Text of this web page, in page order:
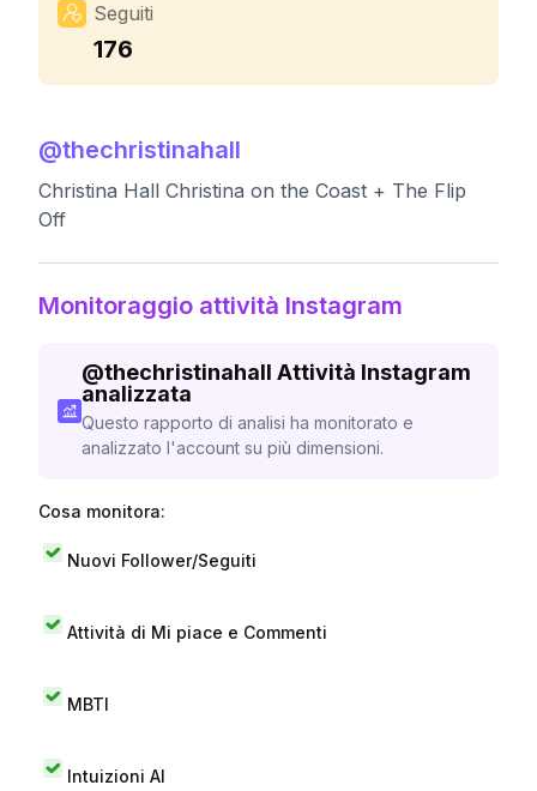
Seguiti
176
@thechristinahall
Christina Hall Christina on the Coast + The Flip
Off
Monitoraggio attività Instagram
@thechristinahall Attività Instagram
analizzata
Questo rapporto di analisi ha monitorato e
analizzato l'account su più dimensioni.
Cosa monitora:
Nuovi Follower/Seguiti
Attività di Mi piace e Commenti
MBTI
Intuizioni AI